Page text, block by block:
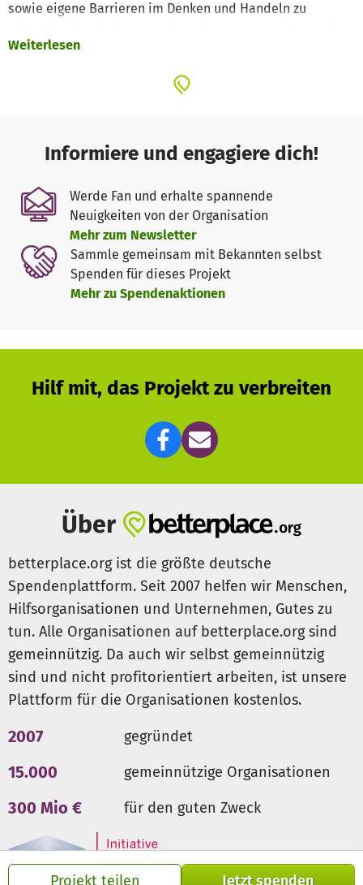
Projekt teilen Jetzt spenden
sowie eigene Barrieren im Denken und Handeln zu
das Bewusstsein für Inklusion stärken und zu einer
Einschränkungen durch Rollstuhlsimulationen , die
Nachstellung von Herausforderungen für Menschen mit
Seh- und Hörbehinderungen
Perspektive von Menschen mit Autismus. Die Teilnehmer
werden in speziellen Parcours geschult, um täglich
auftretende Barrieren zu verstehen und die Bedeutung
von Barrierefreiheit in unterschiedlichen
Lebensbereichen zu erkennen.
Umfeld abbaut, sondern auch wie man eine inklusive und
unterstützende Kommunikation entwickelt. Insgesamt
zielt unser Projekt darauf ab, den Teilnehmenden
Fähigkeiten und Strategien an die Hand zu geben, um
respektvoll und wertschätzend mit Menschen mit
Durch diese Erfahrungen fördern wir eine respektvolle
Haltung und helfen, eine inklusive Gesellschaft zu
schaffen, in der Vielfalt anerkannt und wertgeschätzt
wird.
Unser Projekt wird mobil sein und kommt zu den
Menschen.
Weitere Informationen zum Projekt unter
https://inklusionnord.de/projekt-perspektivwechsel/
Weitere Informationen zu unserem Verein unter
https://inklusionnord.de/.
Weiterlesen
Informiere und engagiere dich!
Werde Fan und erhalte spannende
Neuigkeiten von der Organisation
Mehr zum Newsletter
Sammle gemeinsam mit Bekannten selbst
Spenden für dieses Projekt
Mehr zu Spendenaktionen
Hilf mit, das Projekt zu verbreiten
Über
betterplace.org ist die größte deutsche
Spendenplattform. Seit 2007 helfen wir Menschen,
Hilfsorganisationen und Unternehmen, Gutes zu
tun. Alle Organisationen auf betterplace.org sind
gemeinnützig. Da auch wir selbst gemeinnützig
sind und nicht profitorientiert arbeiten, ist unsere
Plattform für die Organisationen kostenlos.
2007 gegründet
15.000 gemeinnützige Organisationen
300 Mio € für den guten Zweck